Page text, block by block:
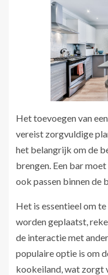
Het toevoegen van
vereist zorgvuldige
het belangrijk om de
brengen. Een bar
ook passen binnen de
Het is essentieel om
worden geplaatst,
de interactie met
populaire optie is om
kookeiland, wat zorgt